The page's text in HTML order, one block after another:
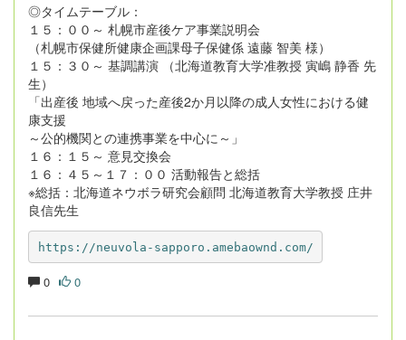
◎タイムテーブル：
１５：００～ 札幌市産後ケア事業説明会
（札幌市保健所健康企画課母子保健係 遠藤 智美 様）
１５：３０～ 基調講演 （北海道教育大学准教授 寅嶋 静香 先
生）
「出産後 地域へ戻った産後2か月以降の成人女性における健
康支援
～公的機関との連携事業を中心に～」
１６：１５～ 意見交換会
１６：４５～１７：００ 活動報告と総括
※総括：北海道ネウボラ研究会顧問 北海道教育大学教授 庄井
良信先生
https://neuvola-sapporo.amebaownd.com/
0 0